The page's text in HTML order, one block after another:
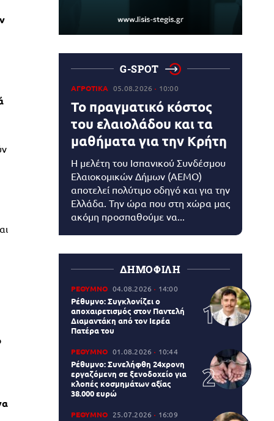
G-SPOT
ΑΓΡΟΤΙΚΑ 05.08.2026 10:00
Το πραγματικό κόστος
του ελαιολάδου και τα
μαθήματα για την Κρήτη
Η μελέτη του Ισπανικού Συνδέσμου
Ελαιοκομικών Δήμων (AEMO)
αποτελεί πολύτιμο οδηγό και για την
Ελλάδα. Την ώρα που στη χώρα μας
ακόμη προσπαθούμε να...
ΔΗΜΟΦΙΛΗ
ΡΕΘΥΜΝΟ 04.08.2026 14:00
Ρέθυμνο: Συγκλονίζει ο
αποχαιρετισμός στον Παντελή
Διαμαντάκη από τον Ιερέα
Πατέρα του
ΡΕΘΥΜΝΟ 01.08.2026 10:44
Ρέθυμνο: Συνελήφθη 24χρονη
εργαζόμενη σε ξενοδοχείο για
κλοπές κοσμημάτων αξίας
38.000 ευρώ
ΡΕΘΥΜΝΟ 25.07.2026 16:09